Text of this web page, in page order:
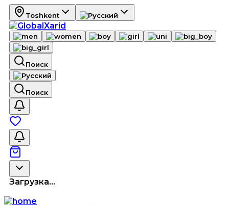
Toshkent
Поиск
Поиск
Загрузка...